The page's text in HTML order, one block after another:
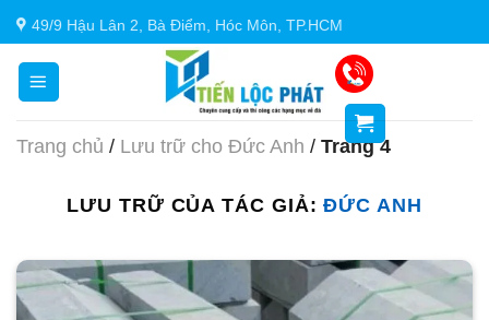
Chuyển
đến
dung
49/9 Hậu Lân 2, Bà Điểm, Hóc Môn, TP.HCM
Trang chủ / Lưu trữ cho Đức Anh / Trang 4
LƯU TRỮ CỦA TÁC GIẢ:ĐỨC ANH